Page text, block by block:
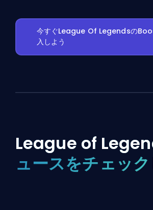
今すぐLeague Of Legendsの
入しよう
League of
ュースをチェック